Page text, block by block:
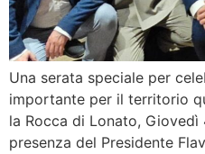
Una serata speciale per
importante per il territorio
la Rocca di Lonato,
presenza del Presidente